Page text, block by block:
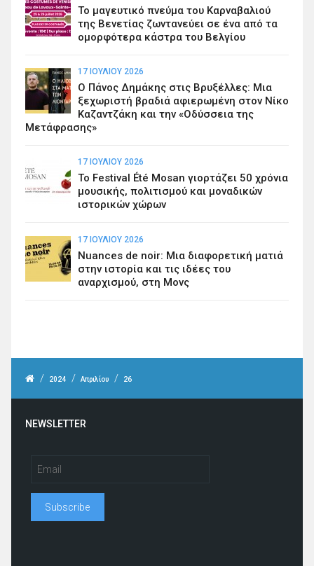
Το μαγευτικό πνεύμα του Καρναβαλιού
της Βενετίας ζωντανεύει σε ένα από τα
ομορφότερα κάστρα του Βελγίου
17 ΙΟΥΛΊΟΥ 2026
Ο Πάνος Δημάκης στις Βρυξέλλες: Μια
ξεχωριστή βραδιά αφιερωμένη στον Νίκο
Καζαντζάκη και την «Οδύσσεια της
Μετάφρασης»
17 ΙΟΥΛΊΟΥ 2026
Το Festival Été Mosan γιορτάζει 50 χρόνια
μουσικής, πολιτισμού και μοναδικών
ιστορικών χώρων
17 ΙΟΥΛΊΟΥ 2026
Nuances de noir: Μια διαφορετική ματιά
στην ιστορία και τις ιδέες του
αναρχισμού, στη Μονς
/ 2024 / Απριλίου / 26
NEWSLETTER